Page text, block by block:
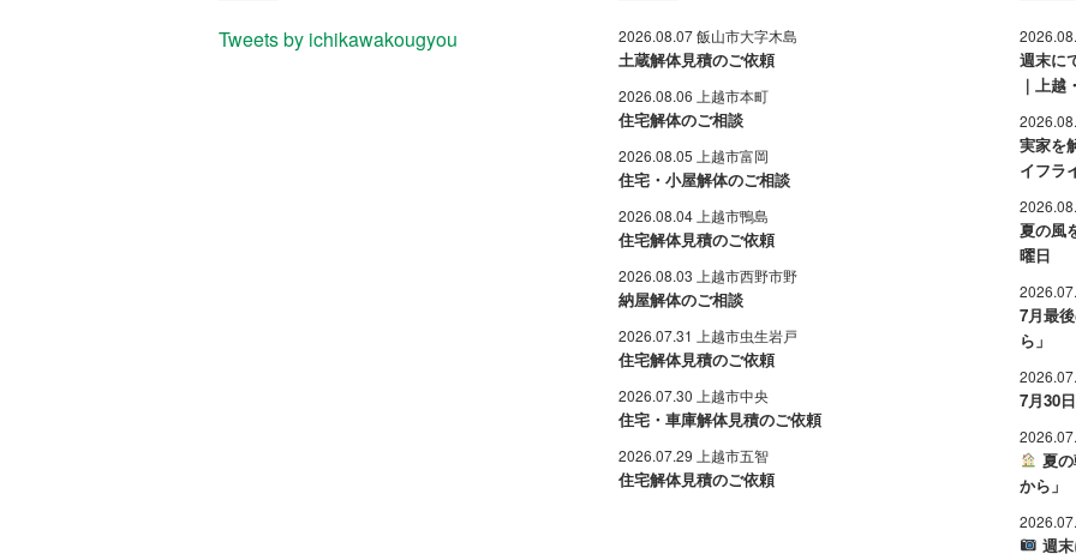
Tweets by ichikawakougyou 2026.08.07 飯山市大字木島
土蔵解体見積のご依頼
2026.08.06 上越市本町
住宅解体のご相談
2026.08.05 上越市富岡
住宅・小屋解体のご相談
2026.08.04 上越市鴨島
住宅解体見積のご依頼
2026.08.03 上越市西野市野
納屋解体のご相談
2026.07.31 上越市虫生岩戸
住宅解体見積のご依頼
2026.07.30 上越市中央
住宅・車庫解体見積のご依頼
2026.07.29 上越市五智
住宅解体見積のご依頼
週末に
｜上
実家を
イフラ
夏の風
曜日
7月最
ら」
7月30
夏
から」
週